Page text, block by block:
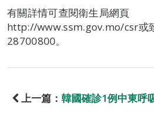
有關詳情可查閱衛生局網頁
http://www.ssm.gov.mo/csr或
28700800。
上一篇： 韓國確診1例中東呼